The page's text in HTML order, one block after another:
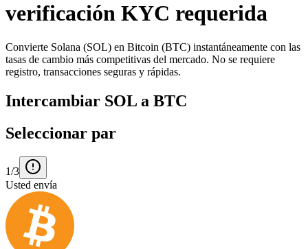
verificación KYC requerida
Convierte Solana (SOL) en Bitcoin (BTC) instantáneamente con las
tasas de cambio más competitivas del mercado. No se requiere
registro, transacciones seguras y rápidas.
Intercambiar SOL a BTC
Seleccionar par
1/3
Usted envía